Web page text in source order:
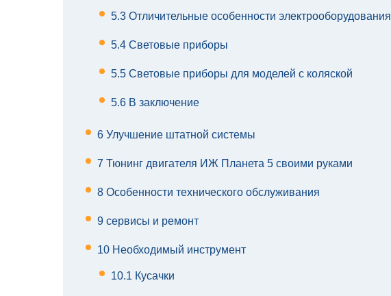
5.3 Отличительные особенности электрооборудования
5.4 Световые приборы
5.5 Световые приборы для моделей с коляской
5.6 В заключение
6 Улучшение штатной системы
7 Тюнинг двигателя ИЖ Планета 5 своими руками
8 Особенности технического обслуживания
9 сервисы и ремонт
10 Необходимый инструмент
10.1 Кусачки